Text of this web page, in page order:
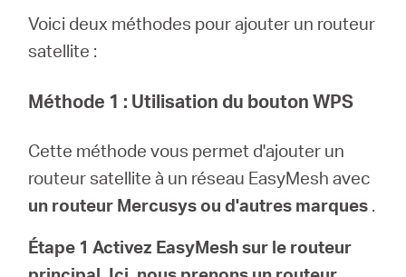
Français
Voici deux méthodes pour ajouter un routeur
satellite :
Méthode 1 : Utilisation du bouton WPS
Cette méthode vous permet d'ajouter un
routeur satellite à un réseau EasyMesh avec
un routeur Mercusys ou d'autres marques .
Étape 1 Activez EasyMesh sur le routeur